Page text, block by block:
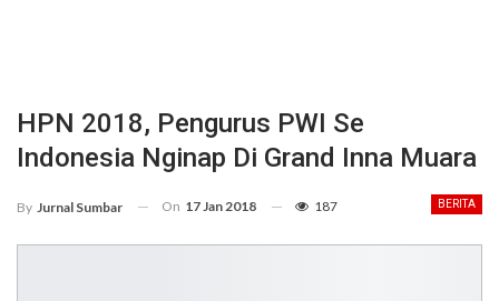
HPN 2018, Pengurus PWI Se
Indonesia Nginap Di Grand Inna Muara
BERITA
By Jurnal Sumbar On 17 Jan 2018 187